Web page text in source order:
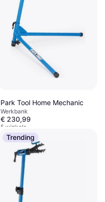
Park Tool Home Mechanic
Werkbank
€ 230,99
5 winkels
Trending